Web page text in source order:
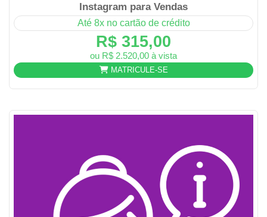
Instagram para Vendas
Até 8x no cartão de crédito
R$ 315,00
ou R$ 2.520,00 à vista
MATRICULE-SE